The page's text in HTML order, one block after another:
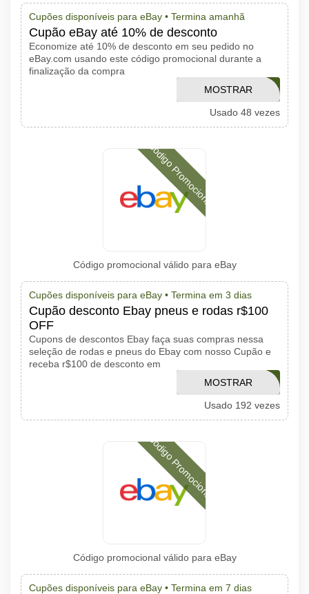
Cupões disponíveis para eBay • Termina amanhã
Cupão eBay até 10% de desconto
Economize até 10% de desconto em seu pedido no
eBay.com usando este código promocional durante a
finalização da compra
BEARSUMMER10
MOSTRAR
CÓDIGO
Usado 48 vezes
Código Promocional
Código promocional válido para eBay
Cupões disponíveis para eBay • Termina em 3 dias
Cupão desconto Ebay pneus e rodas r$100
OFF
Cupons de descontos Ebay faça suas compras nessa
seleção de rodas e pneus do Ebay com nosso Cupão e
receba r$100 de desconto em
CTIRES316
MOSTRAR
CÓDIGO
Usado 192 vezes
Código Promocional
Código promocional válido para eBay
Cupões disponíveis para eBay • Termina em 7 dias